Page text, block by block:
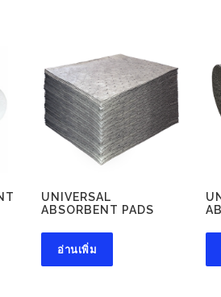
UNIVERSAL
ABSORBENT PADS
อ่านเพิ่ม